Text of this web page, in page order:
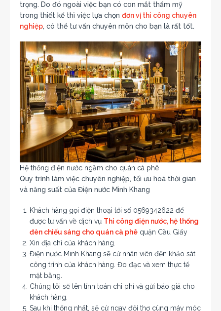
trọng. Do đó ngoài việc bạn có con mắt thẩm mỹ
trong thiết kế thì việc lựa chọn đơn vị thi công chuyên
nghiệp, có thể tư vấn chuyên môn cho bạn là rất tốt.
Hệ thống điện nước ngầm cho quán cà phê
Quy trình làm việc chuyên nghiệp, tối ưu hoá thời gian
và năng suất của Điện nước Minh Khang
Khách hàng gọi điện thoại tới số 0569342622 để
được tư vấn về dịch vụ Thi công điện nước, hệ thống
đèn chiếu sáng cho quán cà phê quận Cầu Giấy
Xin địa chỉ của khách hàng.
Điện nước Minh Khang sẽ cử nhân viên đến khảo sát
công trình của khách hàng. Đo đạc và xem thực tế
mặt bằng.
Chúng tôi sẽ lên tính toán chi phí và gừi báo giá cho
khách hàng.
Sau khi thống nhất, sẽ cử ngay đội thợ cùng máy móc